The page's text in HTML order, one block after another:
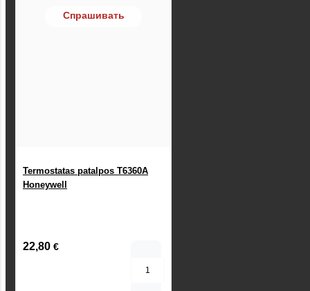
Спрашивать
Termostatas patalpos T6360A
Honeywell
22,80 €